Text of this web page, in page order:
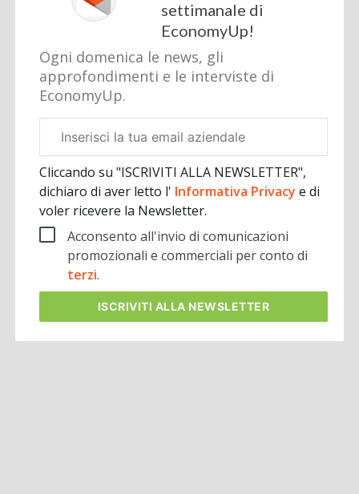
settimanale di
EconomyUp!
Ogni domenica le news, gli
approfondimenti e le interviste di
EconomyUp.
aziendale
Cliccando su "ISCRIVITI ALLA NEWSLETTER",
dichiaro di aver letto l' Informativa Privacye di
voler ricevere la Newsletter.
Acconsento all'invio di comunicazioni
promozionali e commerciali per conto di
terzi.
ISCRIVITI ALLA NEWSLETTER